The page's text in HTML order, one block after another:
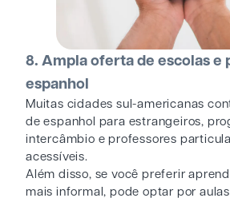
8. Ampla oferta de escolas e
espanhol
Muitas cidades sul-americanas
de espanhol para estrangeiros,
intercâmbio e professores
acessíveis.
Além disso, se você preferir
mais informal, pode optar por